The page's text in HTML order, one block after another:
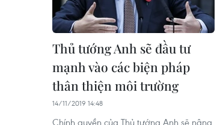
Thủ tướng Anh sẽ đầu tư
mạnh vào các biện pháp
thân thiện môi trường
14/11/2019 14:48
Chính quyền của Thủ tướng Anh sẽ nâng